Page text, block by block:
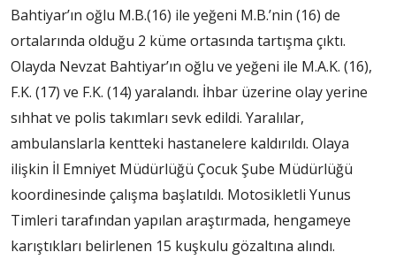
Bahtiyar’ın oğlu M.B.(16) ile yeğeni M.B.’nin (16) de
ortalarında olduğu 2 küme ortasında tartışma çıktı.
Olayda Nevzat Bahtiyar’ın oğlu ve yeğeni ile M.A.K. (16),
F.K. (17) ve F.K. (14) yaralandı. İhbar üzerine olay yerine
sıhhat ve polis takımları sevk edildi. Yaralılar,
ambulanslarla kentteki hastanelere kaldırıldı. Olaya
ilişkin İl Emniyet Müdürlüğü Çocuk Şube Müdürlüğü
koordinesinde çalışma başlatıldı. Motosikletli Yunus
Timleri tarafından yapılan araştırmada, hengameye
karıştıkları belirlenen 15 kuşkulu gözaltına alındı.